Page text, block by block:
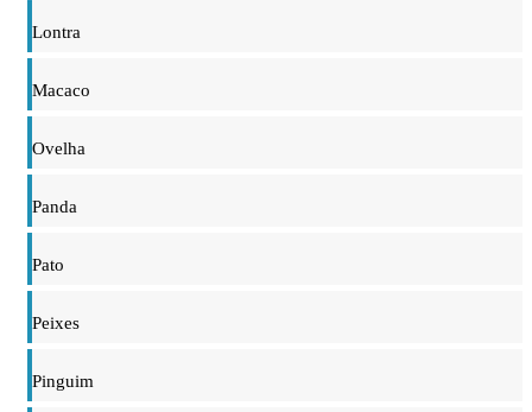
Lontra
Macaco
Ovelha
Panda
Pato
Peixes
Pinguim